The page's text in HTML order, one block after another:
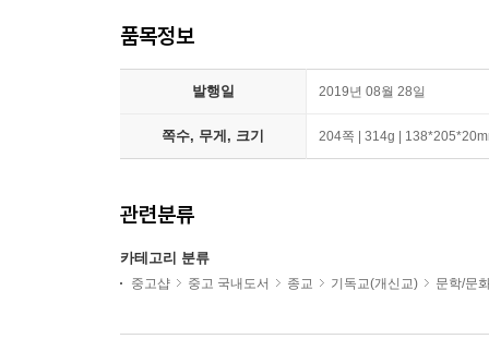
품목정보
발행일 2019년 08월 28일
쪽수, 무게, 크기 204쪽 | 314g |
관련분류
카테고리 분류
중고샵 중고 국내도서 종교 기독교(개신교) 문학/문